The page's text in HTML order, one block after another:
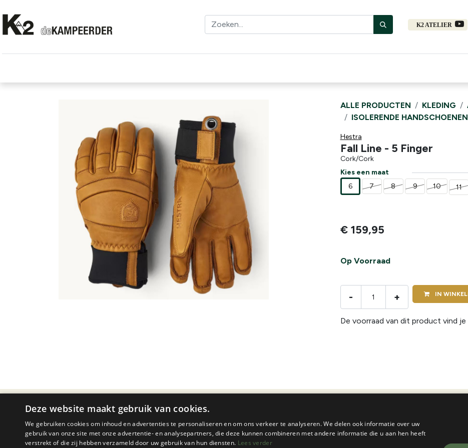
K2 ATELIER
ALLE PRODUCTEN KLEDING
ISOLERENDE HANDSCHOENEN
Hestra
Fall Line - 5 Finger
Cork/Cork
Kies een maat
6
7 8 9 10 11
€ 159,95
Op Voorraad
- + IN
De voorraad van dit product vind je
PRODUCTOMSCHRIJVING
Deze website maakt gebruik van cookies.
We gebruiken cookies om inhoud en advertenties te personaliseren en om ons verkeer te analyseren. We delen ook informatie over uw
gebruik van onze site met onze advertentie- en analysepartners, die deze kunnen combineren met andere informatie die u aan hen heeft
verstrekt of die zij hebben verzameld door uw gebruik van hun diensten. Lees verder